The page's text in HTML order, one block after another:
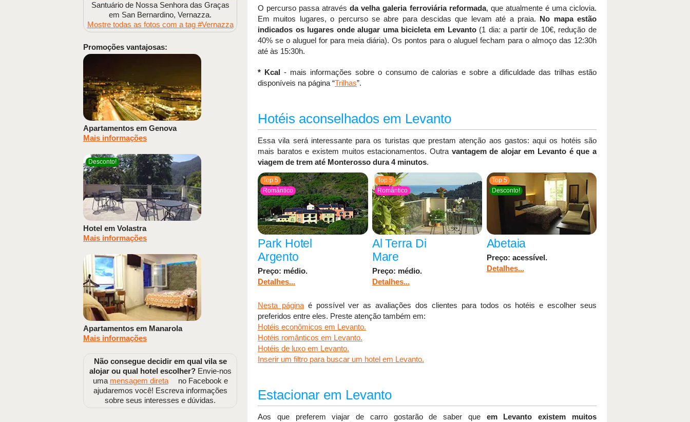
O percurso passa atravésda velha galeria ferroviária reformada, que atualmente é uma ciclovia.
Em muitos lugares, o percurso se abre para descidas que levam até a praia. No mapa estão
indicados os lugares onde alugar uma bicicleta em Levanto(1 dia: a partir de 10€, redução de
40% se o aluguel for para meia diária). Os pontos para o aluguel fecham para o almoço das 12:30h
até às 15:30h.
* Kcal- mais informações sobre o consumo de calorias e sobre a dificuldade das trilhas estão
disponíveis na página “Trilhas”.
Hotéis aconselhados em Levanto
Essa vila será interessante para os turistas que prestam atenção aos gastos: aqui os hotéis são
mais baratos e existem muitos estacionamentos. Outra vantagem de alojar em Levanto é que a
viagem de trem até Monterosso dura 4 minutos.
Top 5
Romântico
Park Hotel
Argento
Preço: médio.
Detalhes...
Top 5
Romântico
Al Terra Di
Mare
Preço: médio.
Detalhes...
Top 5
Desconto!
Abetaia
Preço: acessível.
Detalhes...
Nesta páginaé possível ver as avaliações dos clientes para todos os hotéis e escolher seus
preferidos entre eles. Preste atenção também em:
Hotéis econômicos em Levanto.
Hotéis românticos em Levanto.
Hotéis de luxo em Levanto.
Inserir um filtro para buscar um hotel em Levanto.
Estacionar em Levanto
Aos que preferem viajar de carro gostarão de saber que em Levanto existem muitos
Santuário de Nossa Senhora das Graças
em San Bernardino, Vernazza.
Mostre todas as fotos com a tag #Vernazza
Promoções vantajosas:
Apartamentos em Genova
Mais informações
Desconto!
Hotel em Volastra
Mais informações
Apartamentos em Manarola
Mais informações
Não consegue decidir em qual vila se
alojar ou qual hotel escolher?Envie-nos
uma mensagem direta
no Facebook e
ajudaremos você! Escreva informações
sobre seus interesses e dúvidas.